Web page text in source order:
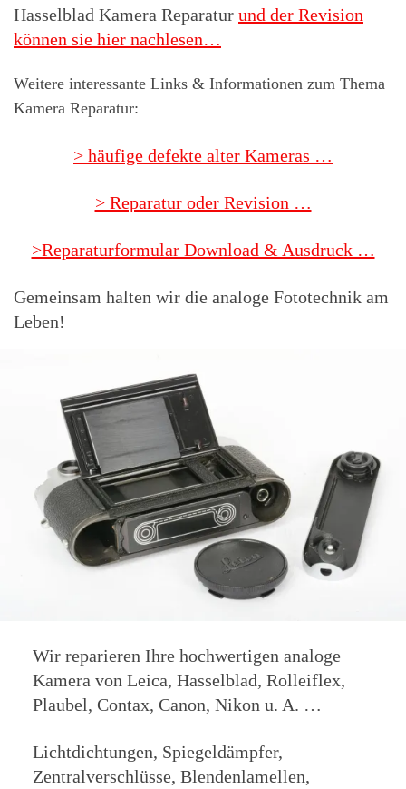
Hasselblad Kamera Reparatur und der Revision
können sie hier nachlesen…
Weitere interessante Links & Informationen zum Thema
Kamera Reparatur:
> häufige defekte alter Kameras …
> Reparatur oder Revision …
>Reparaturformular Download & Ausdruck …
Gemeinsam halten wir die analoge Fototechnik am
Leben!
Wir reparieren Ihre hochwertigen analoge
Kamera von Leica, Hasselblad, Rolleiflex,
Plaubel, Contax, Canon, Nikon u. A. …
Lichtdichtungen, Spiegeldämpfer,
Zentralverschlüsse, Blendenlamellen,